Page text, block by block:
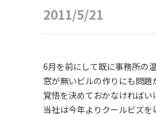
2011/5/21
6月を前にして既に事務所の
窓が無いビルの作りにも問題
覚悟を決めておかなければい
当社は今年よりクールビズを